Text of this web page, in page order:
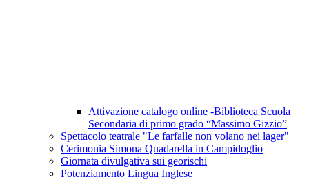
Attivazione catalogo online -Biblioteca Scuola
Secondaria di primo grado “Massimo Gizzio”
Spettacolo teatrale "Le farfalle non volano nei lager"
Cerimonia Simona Quadarella in Campidoglio
Giornata divulgativa sui georischi
Potenziamento Lingua Inglese